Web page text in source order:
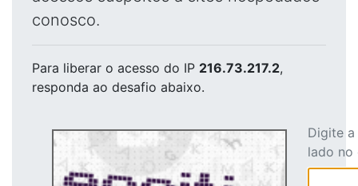
conosco.
Para liberar o acesso do IP 216.73.217.2,
responda ao desafio abaixo.
Digite
lado no